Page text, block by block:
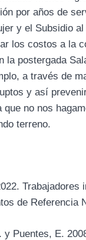
por años de
y el Subsidio
los costos a la
la postergada
a través de
y así
que no nos
terreno.
de Referencia
Puentes, E.